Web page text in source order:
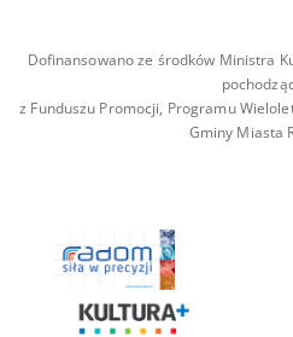
Dofinansowano ze środków Ministra
z Funduszu Promocji, Programu
Gminy Miasta